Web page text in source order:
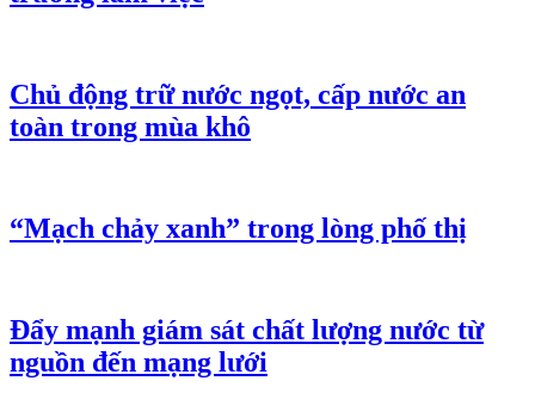
Chủ động trữ nước ngọt, cấp nước an
toàn trong mùa khô
“Mạch chảy xanh” trong lòng phố thị
Đẩy mạnh giám sát chất lượng nước từ
nguồn đến mạng lưới